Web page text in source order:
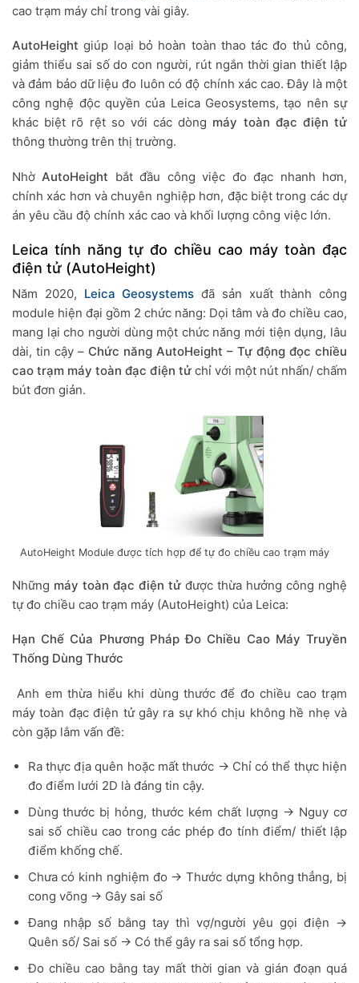
cao trạm máy chỉ trong vài giây.
AutoHeight giúp loại bỏ hoàn toàn thao tác đo thủ công,
giảm thiểu sai số do con người, rút ngắn thời gian thiết lập
và đảm bảo dữ liệu đo luôn có độ chính xác cao. Đây là một
công nghệ độc quyền của Leica Geosystems, tạo nên sự
khác biệt rõ rệt so với các dòng máy toàn đạc điện tử
thông thường trên thị trường.
Nhờ AutoHeight bắt đầu công việc đo đạc nhanh hơn,
chính xác hơn và chuyên nghiệp hơn, đặc biệt trong các dự
án yêu cầu độ chính xác cao và khối lượng công việc lớn.
Leica tính năng tự đo chiều cao máy toàn đạc
điện tử (AutoHeight)
Năm 2020, Leica Geosystems đã sản xuất thành công
module hiện đại gồm 2 chức năng: Dọi tâm và đo chiều cao,
mang lại cho người dùng một chức năng mới tiện dụng, lâu
dài, tin cậy – Chức năng AutoHeight – Tự động đọc chiều
cao trạm máy toàn đạc điện tử chỉ với một nút nhấn/ chấm
bút đơn giản.
AutoHeight Module được tích hợp để tự đo chiều cao trạm máy
Những máy toàn đạc điện tử được thừa hưởng công nghệ
tự đo chiều cao trạm máy (AutoHeight) của Leica:
Hạn Chế Của Phương Pháp Đo Chiều Cao Máy Truyền
Thống Dùng Thước
Anh em thừa hiểu khi dùng thước để đo chiều cao trạm
máy toàn đạc điện tử gây ra sự khó chịu không hề nhẹ và
còn gặp lắm vấn đề:
Ra thực địa quên hoặc mất thước → Chỉ có thể thực hiện
đo điểm lưới 2D là đáng tin cậy.
Dùng thước bị hỏng, thước kém chất lượng → Nguy cơ
sai số chiều cao trong các phép đo tính điểm/ thiết lập
điểm khống chế.
Chưa có kinh nghiệm đo → Thước dựng không thẳng, bị
cong võng → Gây sai số
Đang nhập số bằng tay thì vợ/người yêu gọi điện →
Quên số/ Sai số → Có thể gây ra sai số tổng hợp.
Đo chiều cao bằng tay mất thời gian và gián đoạn quá